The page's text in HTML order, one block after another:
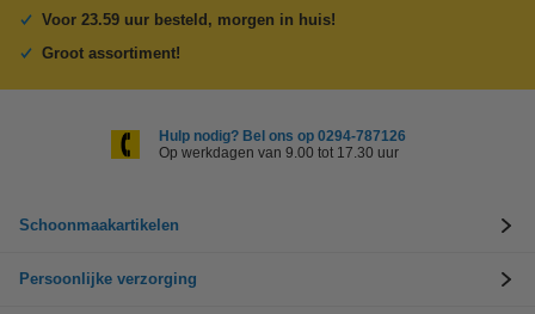
Voor 23.59 uur besteld, morgen in huis!
Groot assortiment!
Hulp nodig? Bel ons op 0294-787126
Op werkdagen van 9.00 tot 17.30 uur
Schoonmaakartikelen
Persoonlijke verzorging